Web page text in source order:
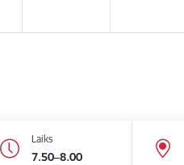
Laiks
7.50–8.00